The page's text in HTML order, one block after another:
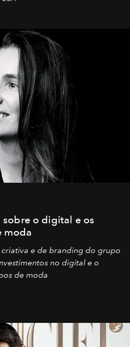
o digital e os
moda
e de branding do grupo
no digital e o
de moda